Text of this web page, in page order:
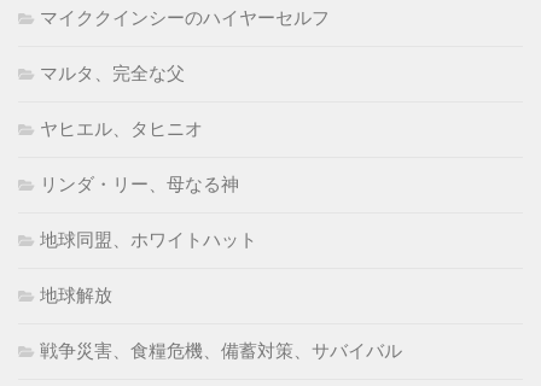
マイククインシーのハイヤーセルフ
マルタ、完全な父
ヤヒエル、タヒニオ
リンダ・リー、母なる神
地球同盟、ホワイトハット
地球解放
戦争災害、食糧危機、備蓄対策、サバイバル